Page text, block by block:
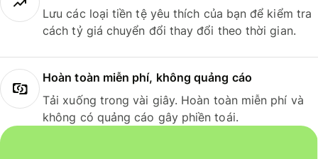
Lưu các loại tiền tệ yêu thích của bạn để kiểm tra
cách tỷ giá chuyển đổi thay đổi theo thời gian.
Hoàn toàn miễn phí, không quảng cáo
Tải xuống trong vài giây. Hoàn toàn miễn phí và
không có quảng cáo gây phiền toái.